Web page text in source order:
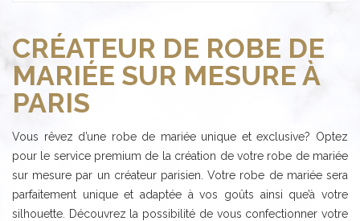
CRÉATEUR DE ROBE DE
MARIÉE SUR MESURE À
PARIS
Vous rêvez d’une robe de mariée unique et exclusive? Optez
pour le service premium de la création de votre robe de mariée
sur mesure par un créateur parisien. Votre robe de mariée sera
parfaitement unique et adaptée à vos goûts ainsi que’à votre
silhouette. Découvrez la possibilité de vous confectionner votre